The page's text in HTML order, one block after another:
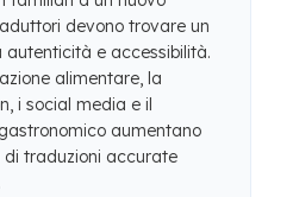
devono trovare un
autenticità e accessibilità.
alimentare, la
i social media e il
aumentano
di traduzioni accurate